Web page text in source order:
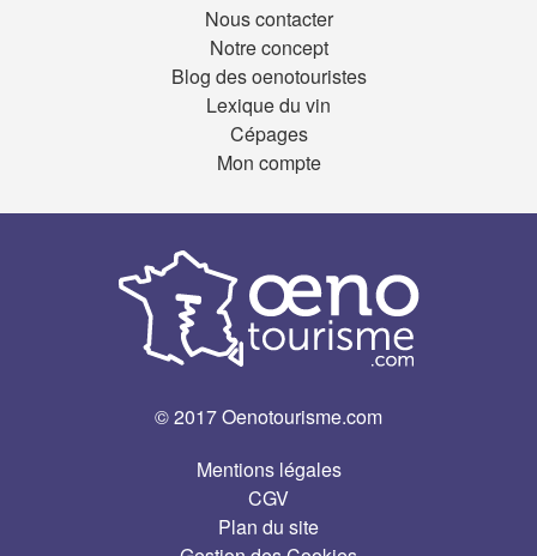
Nous contacter
Notre concept
Blog des oenotouristes
Lexique du vin
Cépages
Mon compte
© 2017 Oenotourisme.com
Mentions légales
CGV
Plan du site